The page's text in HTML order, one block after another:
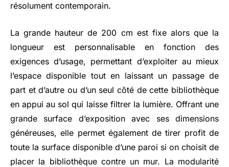
résolument contemporain.
La grande hauteur de 200 cm est fixe alors que la
longueur est personnalisable en fonction des
exigences d’usage, permettant d’exploiter au mieux
l’espace disponible tout en laissant un passage de
part et d’autre ou d’un seul côté de cette bibliothèque
en appui au sol qui laisse filtrer la lumière. Offrant une
grande surface d’exposition avec ses dimensions
généreuses, elle permet également de tirer profit de
toute la surface disponible d’une paroi si on choisit de
placer la bibliothèque contre un mur. La modularité